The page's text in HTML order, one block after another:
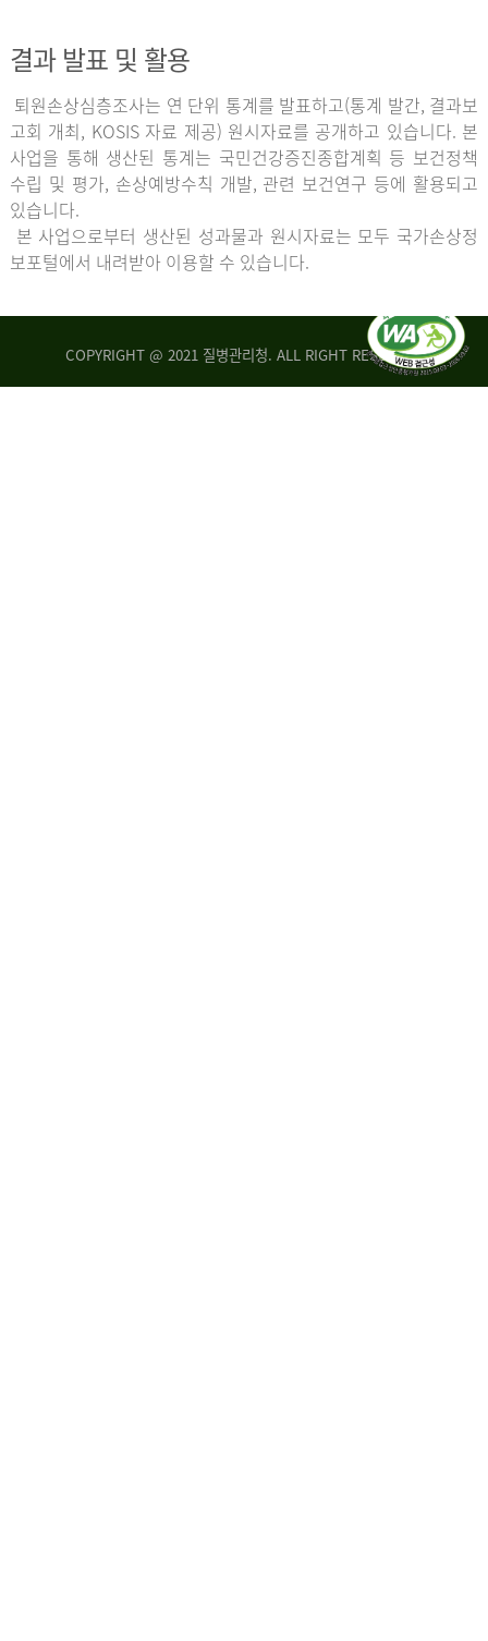
결과 발표 및 활용
퇴원손상심층조사는 연 단위 통계를 발표하고(통계 발간, 결과보
고회 개최, KOSIS 자료 제공) 원시자료를 공개하고 있습니다. 본
사업을 통해 생산된 통계는 국민건강증진종합계획 등 보건정책
수립 및 평가, 손상예방수칙 개발, 관련 보건연구 등에 활용되고
있습니다.
본 사업으로부터 생산된 성과물과 원시자료는 모두 국가손상정
보포털에서 내려받아 이용할 수 있습니다.
COPYRIGHT @ 2021 질병관리청. ALL RIGHT RESERVED